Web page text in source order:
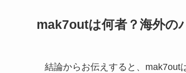
mak7outは何者？海外の
結論からお伝えすると、mak7out